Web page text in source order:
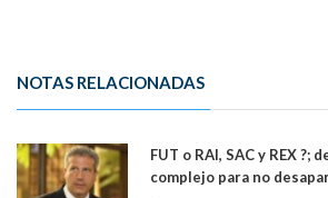
NOTAS RELACIONADAS
FUT o RAI, SAC y REX ?;
complejo para no